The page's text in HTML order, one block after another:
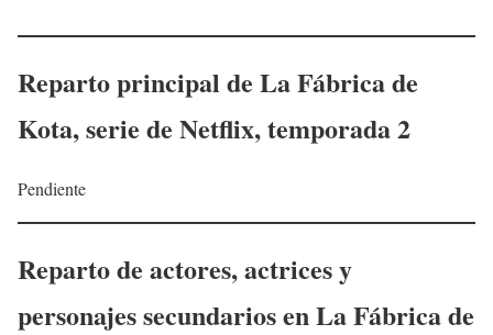
Reparto principal de La Fábrica de
Kota, serie de Netflix, temporada 2
Pendiente
Reparto de actores, actrices y
personajes secundarios enLa Fábrica de